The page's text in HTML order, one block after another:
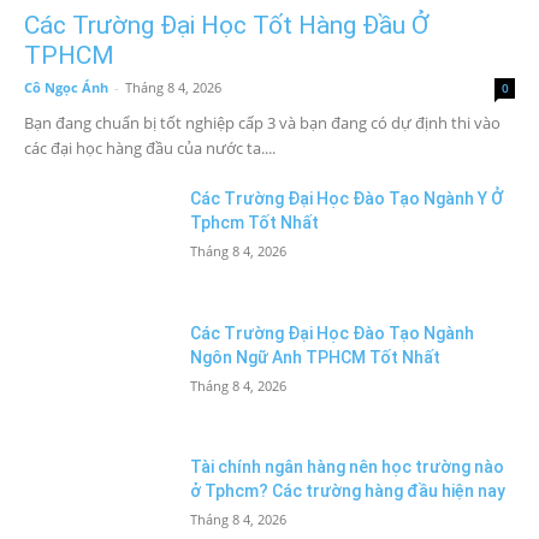
Các Trường Đại Học Tốt Hàng Đầu Ở
TPHCM
Cô Ngọc Ánh - Tháng 8 4, 2026 0
Bạn đang chuẩn bị tốt nghiệp cấp 3 và bạn đang có dự định thi vào
các đại học hàng đầu của nước ta....
Các Trường Đại Học Đào Tạo Ngành Y Ở
Tphcm Tốt Nhất
Tháng 8 4, 2026
Các Trường Đại Học Đào Tạo Ngành
Ngôn Ngữ Anh TPHCM Tốt Nhất
Tháng 8 4, 2026
Tài chính ngân hàng nên học trường nào
ở Tphcm? Các trường hàng đầu hiện nay
Tháng 8 4, 2026